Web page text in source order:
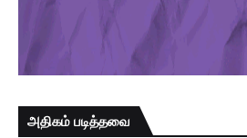
அதிகம் படித்தவை